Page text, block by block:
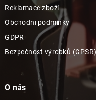
Reklamace zboží
Obchodní podmínky
GDPR
Bezpečnost výrobků (GPSR)
O nás